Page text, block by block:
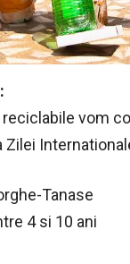
vom
Tanase
4 si 10 ani